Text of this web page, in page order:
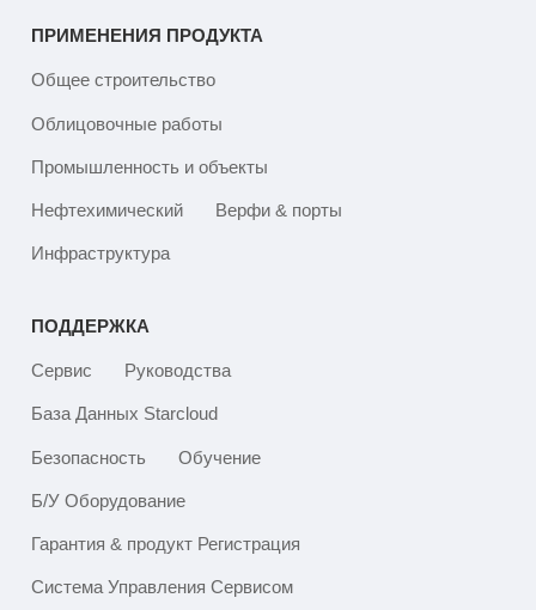
ПРИМЕНЕНИЯ ПРОДУКТА
Общее строительство
Облицовочные работы
Промышленность и объекты
Нефтехимический Верфи & порты
Инфраструктура
ПОДДЕРЖКА
Сервис Руководства
База Данных Starcloud
Безопасность Обучение
Б/У Оборудование
Гарантия & продукт Регистрация
Система Управления Сервисом